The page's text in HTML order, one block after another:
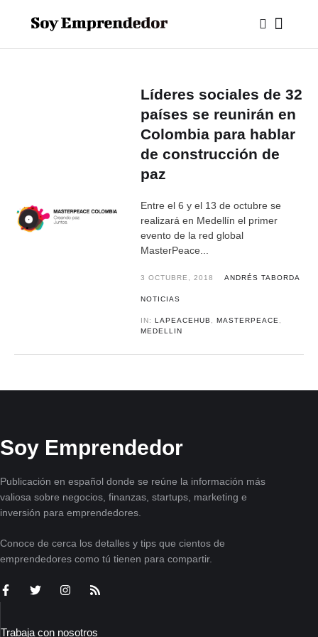
Líderes sociales de 32
países se reunirán en
Colombia para hablar
de construcción de
paz
Entre el 6 y el 13 de octubre se
realizará en Medellín el primer
evento de la red global
MasterPeace...
3 OCTUBRE, 2018 ANDRÉS TABORDA
NOTICIAS
IN:LAPEACEHUB ,MASTERPEACE
MEDELLIN
Soy Emprendedor
Publicación en español donde se reúne la información más
valiosa sobre negocios, finanzas, startups, marketing e
inversión para emprendedores.
Conoce de cerca los detalles y tips que cientos de
emprendedores como tú tienen para compartir.
Trabaja con nosotros